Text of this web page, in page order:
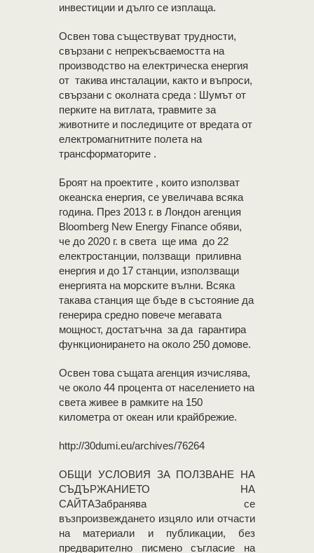
инвестиции и дълго се изплаща.
Освен това съществуват трудности,
свързани с непрекъсваемостта на
производство на електрическа енергия
от такива инсталации, както и въпроси,
свързани с околната среда : Шумът от
перките на витлата, травмите за
животните и последиците от вредата от
електромагнитните полета на
трансформаторите .
Броят на проектите , които използват
океанска енергия, се увеличава всяка
година. През 2013 г. в Лондон агенция
Bloomberg New Energy Finance обяви,
че до 2020 г. в света ще има до 22
електростанции, ползващи приливна
енергия и до 17 станции, използващи
енергията на морските вълни. Всяка
такава станция ще бъде в състояние да
генерира средно повече мегавата
мощност, достатъчна за да гарантира
функционирането на около 250 домове.
Освен това същата агенция изчислява,
че около 44 процента от населението на
света живее в рамките на 150
километра от океан или крайбрежие.
http://30dumi.eu/archives/76264
OБЩИ УСЛОВИЯ ЗА ПОЛЗВАНЕ НА
СЪДЪРЖАНИЕТО НА
САЙТАЗабранява се
възпроизвеждането изцяло или отчасти
на материали и публикации, без
предварително писмено съгласие на